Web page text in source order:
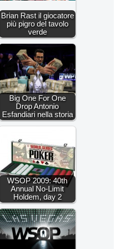
Brian Rast il giocatore
più pigro del tavolo
verde
Big One For One
Drop Antonio
Esfandiari nella storia
WSOP 2009: 40th
Annual No-Limit
Holdem, day 2